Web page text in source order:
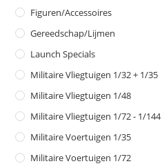
Figuren/Accessoires
Gereedschap/Lijmen
Launch Specials
Militaire Vliegtuigen 1/32 + 1/35
Militaire Vliegtuigen 1/48
Militaire Vliegtuigen 1/72 - 1/144
Militaire Voertuigen 1/35
Militaire Voertuigen 1/72